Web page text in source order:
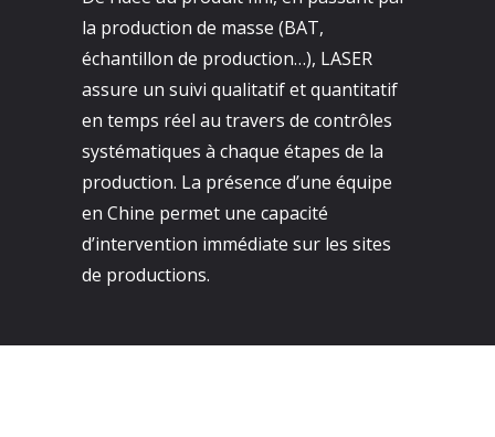
la production de masse (BAT,
échantillon de production…), LASER
assure un suivi qualitatif et quantitatif
en temps réel au travers de contrôles
systématiques à chaque étapes de la
production. La présence d’une équipe
en Chine permet une capacité
d’intervention immédiate sur les sites
de productions.